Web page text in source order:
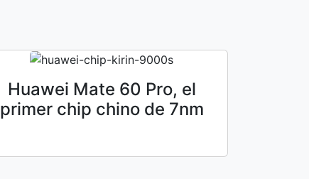
Huawei Mate 60 Pro, el
primer chip chino de 7nm